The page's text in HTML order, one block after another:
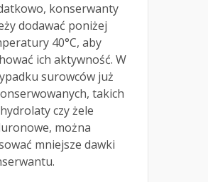
konserwanty
dodawać poniżej
40°C, aby
ich aktywność. W
surowców już
takich
czy żele
można
mniejsze dawki